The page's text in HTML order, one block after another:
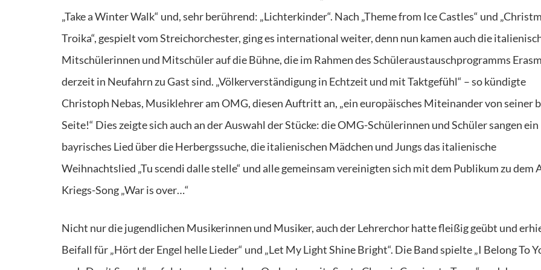
„Take a Winter Walk“ und, sehr berührend: „Lichterkinder“. Nach „Theme from Ice Castles“ und
Troika“, gespielt vom Streichorchester, ging es international weiter, denn nun kamen auch die
Mitschülerinnen und Mitschüler auf die Bühne, die im Rahmen des Schüleraustauschprogramms
derzeit in Neufahrn zu Gast sind. „Völkerverständigung in Echtzeit und mit Taktgefühl“ – so kündigte
Christoph Nebas, Musiklehrer am OMG, diesen Auftritt an, „ein europäisches Miteinander von seiner
Seite!“ Dies zeigte sich auch an der Auswahl der Stücke: die OMG-Schülerinnen und Schüler sangen ein
bayrisches Lied über die Herbergssuche, die italienischen Mädchen und Jungs das italienische
Weihnachtslied „Tu scendi dalle stelle“ und alle gemeinsam vereinigten sich mit dem Publikum zu dem
Kriegs-Song „War is over…“
Nicht nur die jugendlichen Musikerinnen und Musiker, auch der Lehrerchor hatte fleißig geübt und
Beifall für „Hört der Engel helle Lieder“ und „Let My Light Shine Bright“. Die Band spielte „I Belong To